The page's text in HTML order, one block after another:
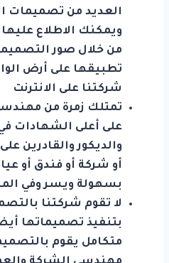
العديد من تصميمات
ويمكنك الاطلاع عليها
من خلال صور
تطبيقها على أرض
شركتنا على الانترنت
تمتلك زمرة من
على أعلى الشهادات
والديكور والقادرين
أو شركة أو فندق أو
بسهولة ويسر وفي
لا تقوم شركتنا
بتنفيذ تصميماتها
متكامل يقوم